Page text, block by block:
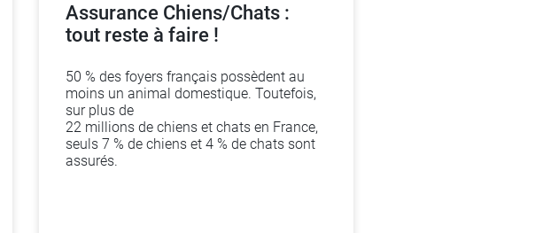
Assurance Chiens/Chats :
tout reste à faire !
50 % des foyers français possèdent au
moins un animal domestique. Toutefois,
sur plus de
22 millions de chiens et chats en France,
seuls 7 % de chiens et 4 % de chats sont
assurés.